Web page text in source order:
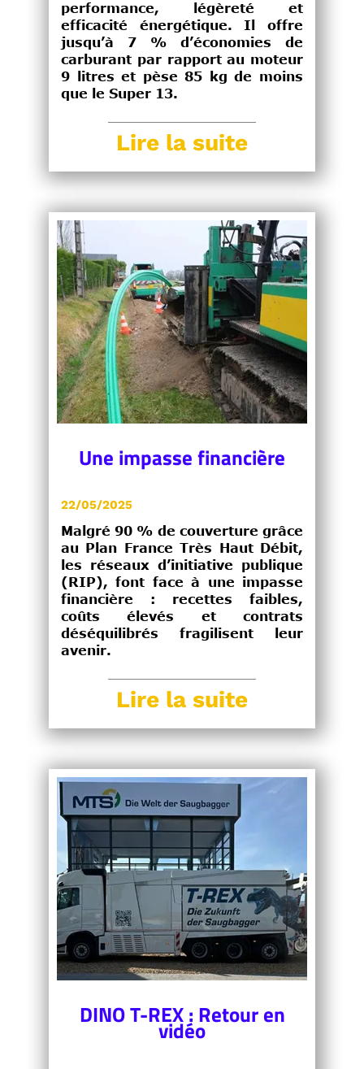
performance, légèreté et
efficacité énergétique. Il offre
jusqu’à 7 % d’économies de
carburant par rapport au moteur
9 litres et pèse 85 kg de moins
que le Super 13.
Lire la suite
Une impasse financière
22/05/2025
Malgré 90 % de couverture grâce
au Plan France Très Haut Débit,
les réseaux d’initiative publique
(RIP), font face à une impasse
financière : recettes faibles,
coûts élevés et contrats
déséquilibrés fragilisent leur
avenir.
Lire la suite
DINO T-REX : Retour en
vidéo